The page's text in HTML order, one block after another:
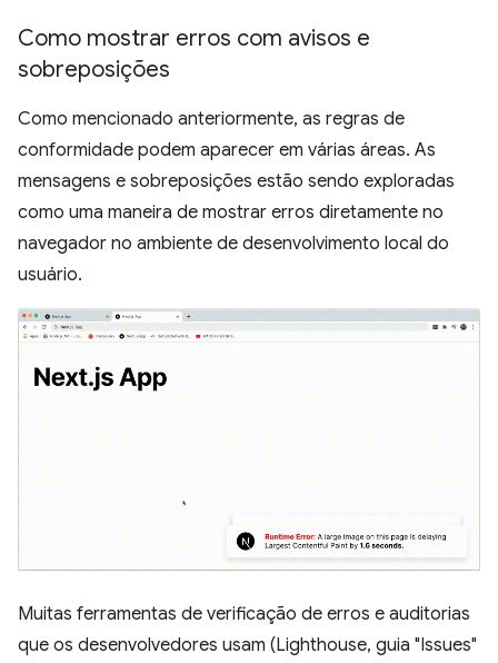
Como mostrar erros com avisos e
sobreposições
Como mencionado anteriormente, as regras de
conformidade podem aparecer em várias áreas. As
mensagens e sobreposições estão sendo exploradas
como uma maneira de mostrar erros diretamente no
navegador no ambiente de desenvolvimento local do
usuário.
Muitas ferramentas de verificação de erros e auditorias
que os desenvolvedores usam (Lighthouse, guia "Issues"